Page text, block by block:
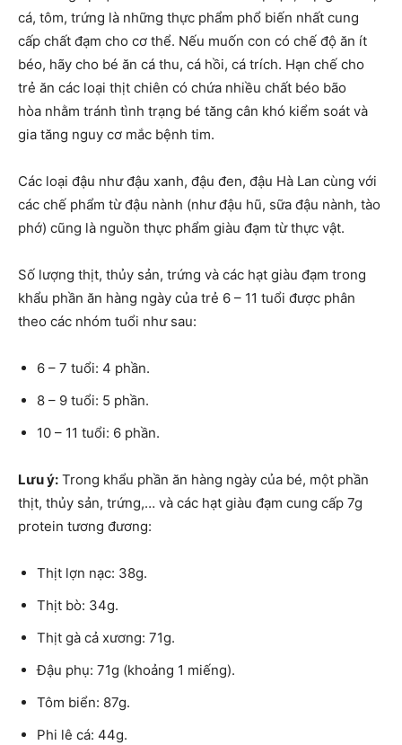
cá, tôm, trứng là những thực phẩm phổ biến nhất cung
cấp chất đạm cho cơ thể. Nếu muốn con có chế độ ăn ít
béo, hãy cho bé ăn cá thu, cá hồi, cá trích. Hạn chế cho
trẻ ăn các loại thịt chiên có chứa nhiều chất béo bão
hòa nhằm tránh tình trạng bé tăng cân khó kiểm soát và
gia tăng nguy cơ mắc bệnh tim.
Các loại đậu như đậu xanh, đậu đen, đậu Hà Lan cùng với
các chế phẩm từ đậu nành (như đậu hũ, sữa đậu nành, tào
phớ) cũng là nguồn thực phẩm giàu đạm từ thực vật.
Số lượng thịt, thủy sản, trứng và các hạt giàu đạm trong
khẩu phần ăn hàng ngày của trẻ 6 – 11 tuổi được phân
theo các nhóm tuổi như sau:
6 – 7 tuổi: 4 phần.
8 – 9 tuổi: 5 phần.
10 – 11 tuổi: 6 phần.
Lưu ý: Trong khẩu phần ăn hàng ngày của bé, một phần
thịt, thủy sản, trứng,… và các hạt giàu đạm cung cấp 7g
protein tương đương:
Thịt lợn nạc: 38g.
Thịt bò: 34g.
Thịt gà cả xương: 71g.
Đậu phụ: 71g (khoảng 1 miếng).
Tôm biển: 87g.
Phi lê cá: 44g.